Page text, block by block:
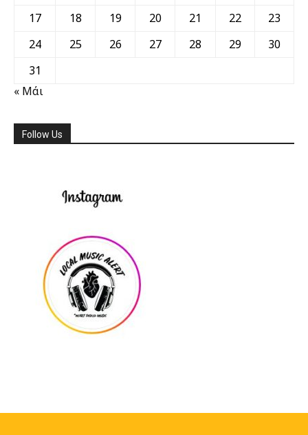
17
18 19 20 21 22
23
24
25 26 27 28 29
30
31
« Μάι
Follow Us